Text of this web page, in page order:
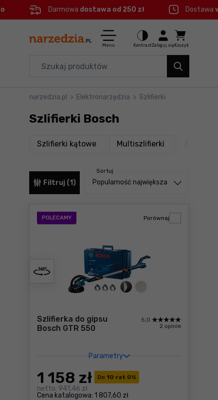
Menu główne
Filtry
Produkty
Darmowa dostawa od 250 zł Dostawa
Menu KontrastZaloguj się Koszyk
Elektronarzędzia
Branże
Okazje
narzedzia.pl > Elektronarzędzia > Szlifierki
Szlifierki Bosch
Szlifierki kątowe produktyMultiszlifierki
Filtruj (1)
Sortuj
Sortuj od
Popularność największa
POLECAMY
Szlifierka do gipsu
Bosch GTR 550
Parametry
5,0
2 opinie
Do 10 rat 0%
Cena katalogowa: 1 807,60 zł
1 158 zł
netto: 941,46 zł
Porównaj